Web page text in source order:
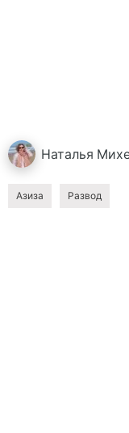
Наталья
Азиза Развод